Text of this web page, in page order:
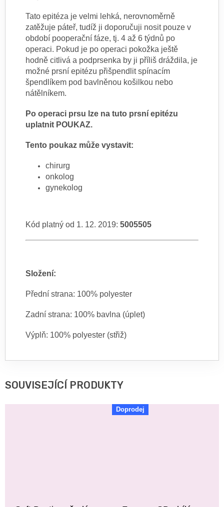
Tato epitéza je velmi lehká, nerovnoměrně
zatěžuje páteř, tudíž ji doporučuji nosit pouze v
období pooperační fáze, tj. 4 až 6 týdnů po
operaci. Pokud je po operaci pokožka ještě
hodně citlivá a podprsenka by ji příliš dráždila, je
možné prsní epitézu přišpendlit spínacím
špendlíkem pod bavlněnou košilkou nebo
nátělníkem.
Po operaci prsu lze na tuto prsní epitézu
uplatnit POUKAZ.
Tento poukaz může vystavit:
chirurg
onkolog
gynekolog
Kód platný od 1. 12. 2019: 5005505
Složení:
Přední strana: 100% polyester
Zadní strana: 100% bavlna (úplet)
Výplň: 100% polyester (střiž)
SOUVISEJÍCÍ PRODUKTY
Doprodej